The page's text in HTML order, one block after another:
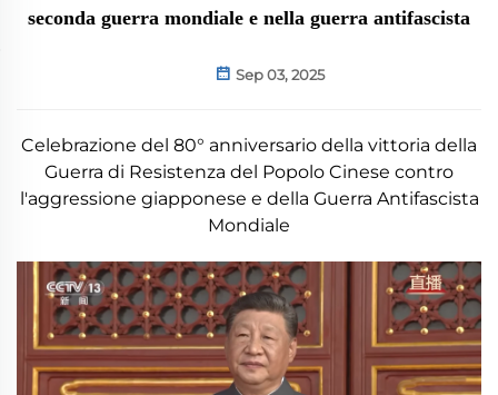
seconda guerra mondiale e nella guerra antifascista
Sep 03, 2025
Celebrazione del 80° anniversario della vittoria della
Guerra di Resistenza del Popolo Cinese contro
l'aggressione giapponese e della Guerra Antifascista
Mondiale